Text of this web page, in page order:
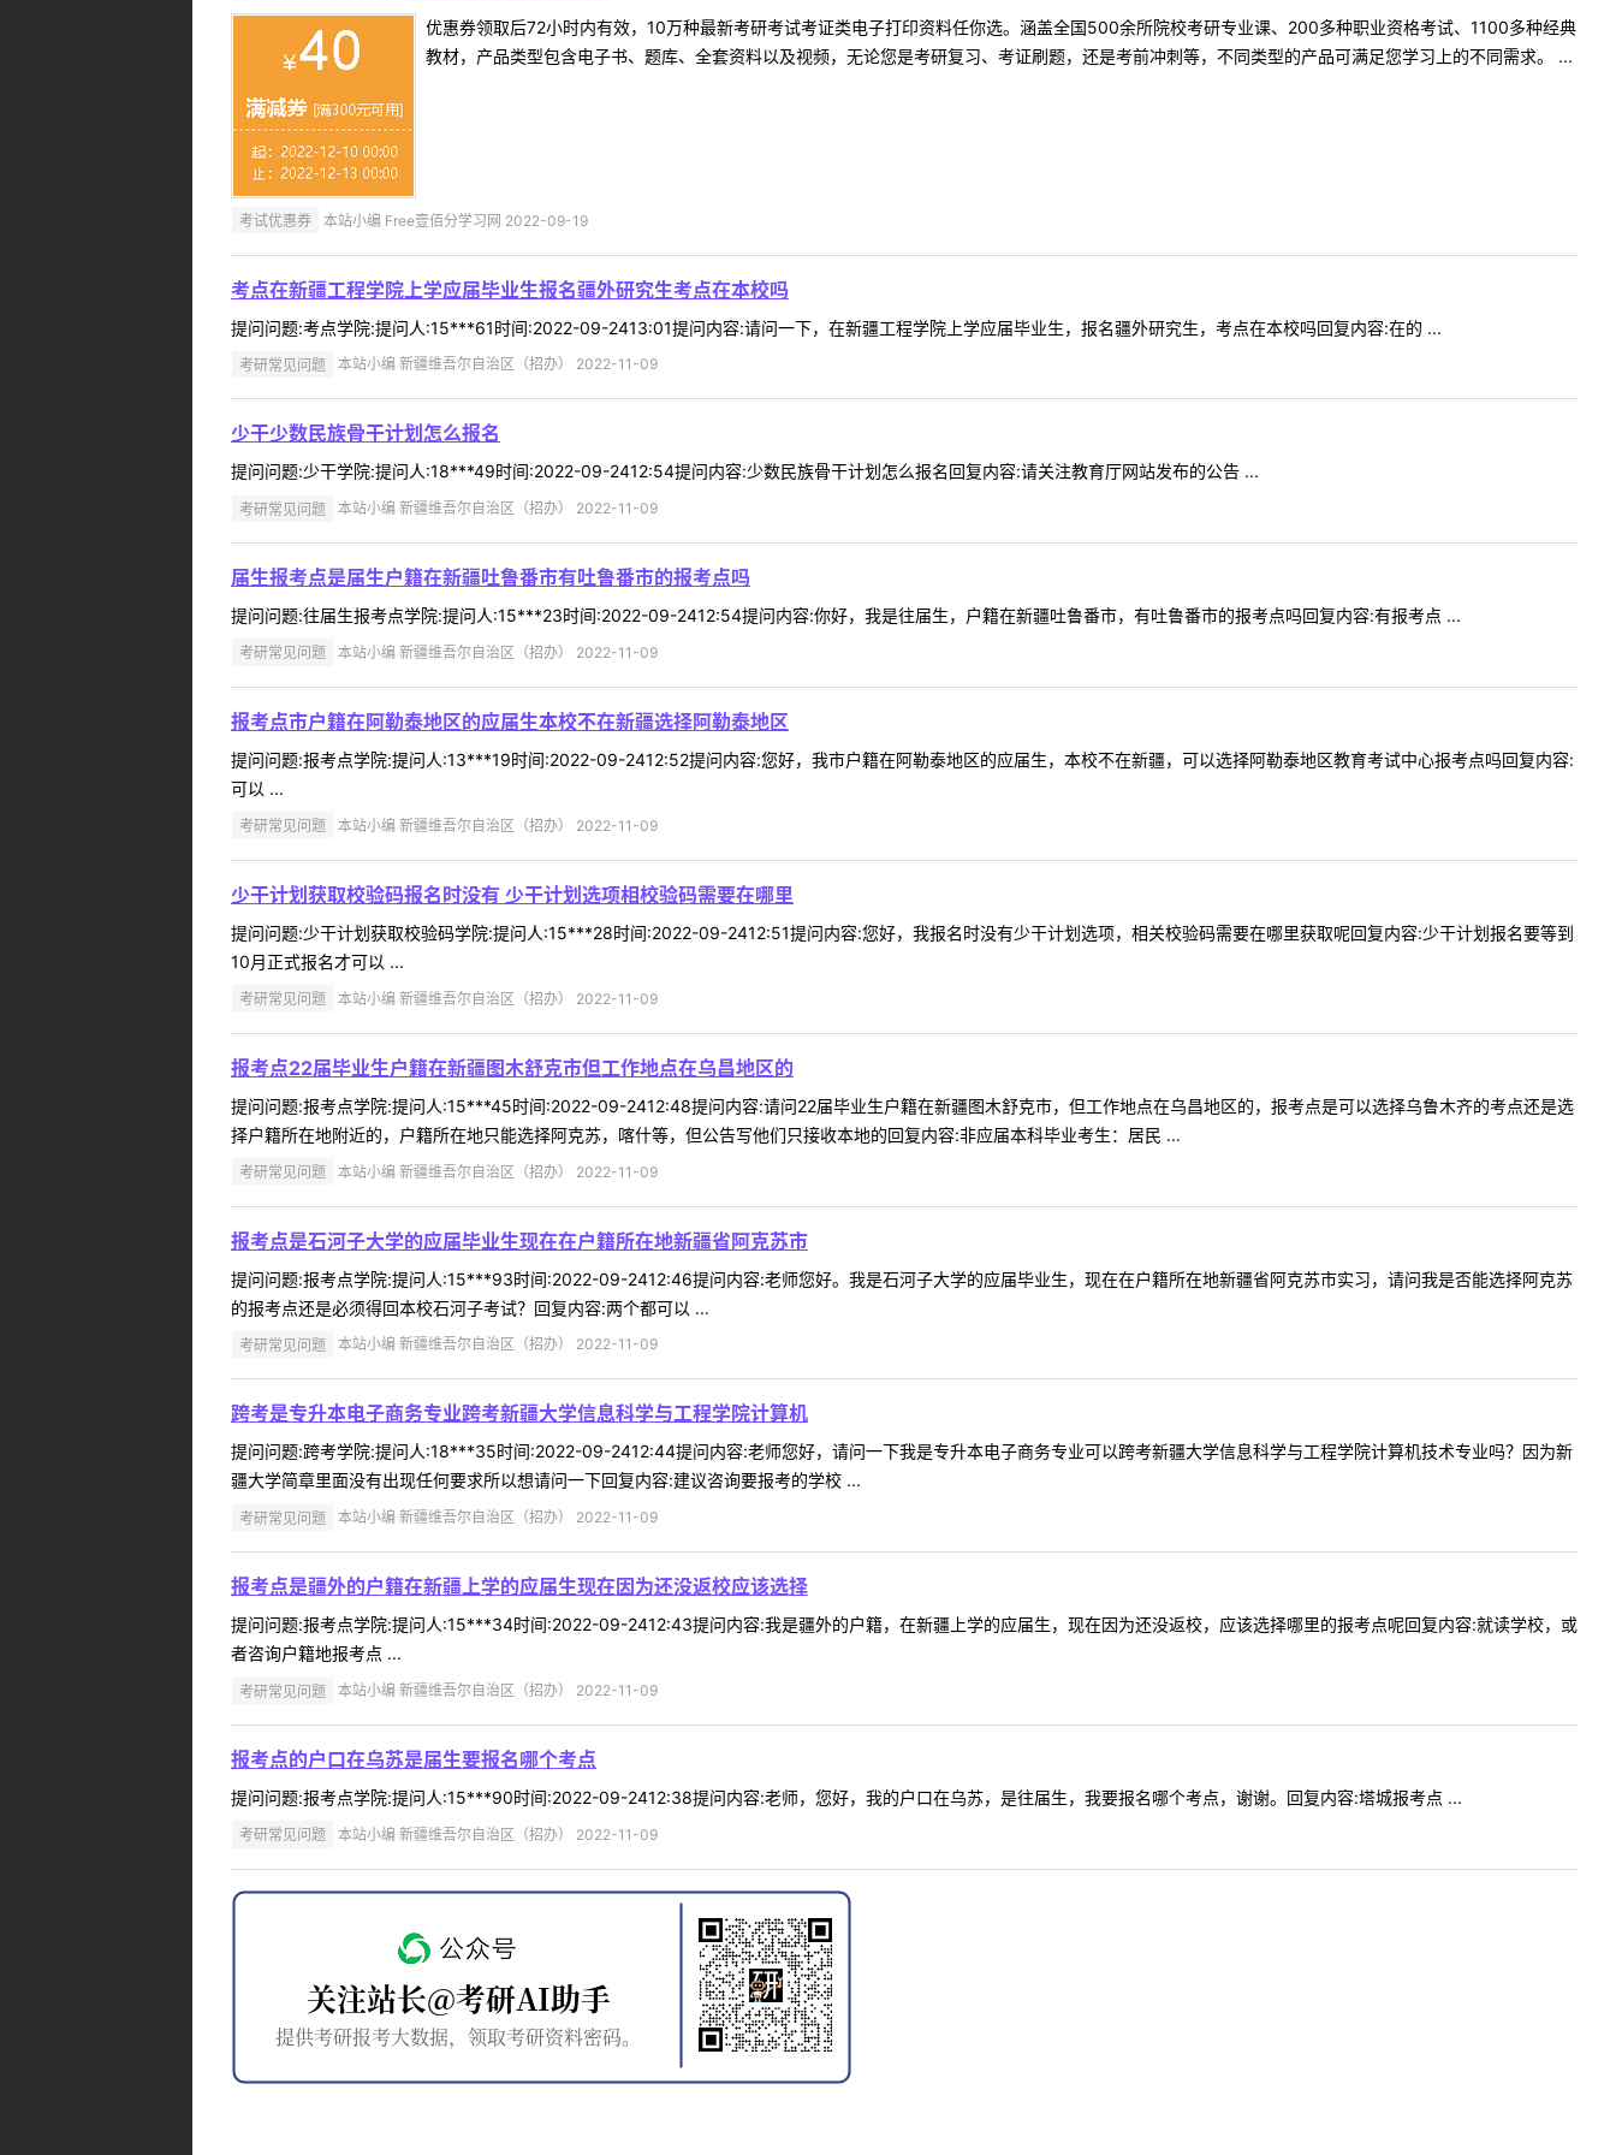
优惠券领取后72小时内有效，10万种最新考研考试考证类电子打印资料任你选。涵盖全国500余所院校考研专业课、200多种职业资格考试、1100多种经典
教材，产品类型包含电子书、题库、全套资料以及视频，无论您是考研复习、考证刷题，还是考前冲刺等，不同类型的产品可满足您学习上的不同需求。 ...
考试优惠券 本站小编 Free壹佰分学习网 2022-09-19
考点在新疆工程学院上学应届毕业生报名疆外研究生考点在本校吗
提问问题:考点学院:提问人:15***61时间:2022-09-2413:01提问内容:请问一下，在新疆工程学院上学应届毕业生，报名疆外研究生，考点在本校吗回复内容:在的 ...
考研常见问题 本站小编 新疆维吾尔自治区（招办） 2022-11-09
少干少数民族骨干计划怎么报名
提问问题:少干学院:提问人:18***49时间:2022-09-2412:54提问内容:少数民族骨干计划怎么报名回复内容:请关注教育厅网站发布的公告 ...
考研常见问题 本站小编 新疆维吾尔自治区（招办） 2022-11-09
届生报考点是届生户籍在新疆吐鲁番市有吐鲁番市的报考点吗
提问问题:往届生报考点学院:提问人:15***23时间:2022-09-2412:54提问内容:你好，我是往届生，户籍在新疆吐鲁番市，有吐鲁番市的报考点吗回复内容:有报考点 ...
考研常见问题 本站小编 新疆维吾尔自治区（招办） 2022-11-09
报考点市户籍在阿勒泰地区的应届生本校不在新疆选择阿勒泰地区
提问问题:报考点学院:提问人:13***19时间:2022-09-2412:52提问内容:您好，我市户籍在阿勒泰地区的应届生，本校不在新疆，可以选择阿勒泰地区教育考试中心报考点吗回复内容:
可以 ...
考研常见问题 本站小编 新疆维吾尔自治区（招办） 2022-11-09
少干计划获取校验码报名时没有 少干计划选项相校验码需要在哪里
提问问题:少干计划获取校验码学院:提问人:15***28时间:2022-09-2412:51提问内容:您好，我报名时没有少干计划选项，相关校验码需要在哪里获取呢回复内容:少干计划报名要等到
10月正式报名才可以 ...
考研常见问题 本站小编 新疆维吾尔自治区（招办） 2022-11-09
报考点22届毕业生户籍在新疆图木舒克市但工作地点在乌昌地区的
提问问题:报考点学院:提问人:15***45时间:2022-09-2412:48提问内容:请问22届毕业生户籍在新疆图木舒克市，但工作地点在乌昌地区的，报考点是可以选择乌鲁木齐的考点还是选
择户籍所在地附近的，户籍所在地只能选择阿克苏，喀什等，但公告写他们只接收本地的回复内容:非应届本科毕业考生：居民 ...
考研常见问题 本站小编 新疆维吾尔自治区（招办） 2022-11-09
报考点是石河子大学的应届毕业生现在在户籍所在地新疆省阿克苏市
提问问题:报考点学院:提问人:15***93时间:2022-09-2412:46提问内容:老师您好。我是石河子大学的应届毕业生，现在在户籍所在地新疆省阿克苏市实习，请问我是否能选择阿克苏
的报考点还是必须得回本校石河子考试？回复内容:两个都可以 ...
考研常见问题 本站小编 新疆维吾尔自治区（招办） 2022-11-09
跨考是专升本电子商务专业跨考新疆大学信息科学与工程学院计算机
提问问题:跨考学院:提问人:18***35时间:2022-09-2412:44提问内容:老师您好，请问一下我是专升本电子商务专业可以跨考新疆大学信息科学与工程学院计算机技术专业吗？因为新
疆大学简章里面没有出现任何要求所以想请问一下回复内容:建议咨询要报考的学校 ...
考研常见问题 本站小编 新疆维吾尔自治区（招办） 2022-11-09
报考点是疆外的户籍在新疆上学的应届生现在因为还没返校应该选择
提问问题:报考点学院:提问人:15***34时间:2022-09-2412:43提问内容:我是疆外的户籍，在新疆上学的应届生，现在因为还没返校，应该选择哪里的报考点呢回复内容:就读学校，或
者咨询户籍地报考点 ...
考研常见问题 本站小编 新疆维吾尔自治区（招办） 2022-11-09
报考点的户口在乌苏是届生要报名哪个考点
提问问题:报考点学院:提问人:15***90时间:2022-09-2412:38提问内容:老师，您好，我的户口在乌苏，是往届生，我要报名哪个考点，谢谢。回复内容:塔城报考点 ...
考研常见问题 本站小编 新疆维吾尔自治区（招办） 2022-11-09